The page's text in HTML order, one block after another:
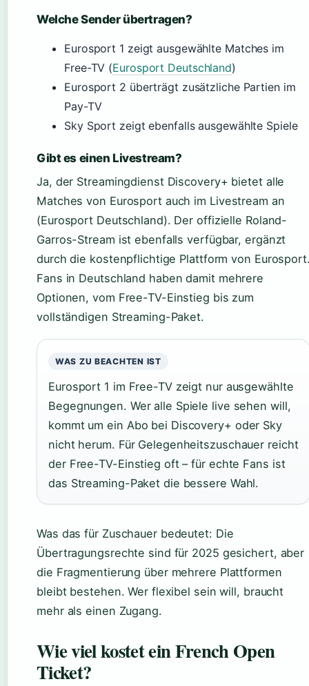
Welche Sender übertragen?
Eurosport 1 zeigt ausgewählte Matches im
Free-TV (Eurosport Deutschland)
Eurosport 2 überträgt zusätzliche Partien im
Pay-TV
Sky Sport zeigt ebenfalls ausgewählte Spiele
Gibt es einen Livestream?
Ja, der Streamingdienst Discovery+ bietet alle
Matches von Eurosport auch im Livestream an
(Eurosport Deutschland). Der offizielle Roland-
Garros-Stream ist ebenfalls verfügbar, ergänzt
durch die kostenpflichtige Plattform von
Fans in Deutschland haben damit mehrere
Optionen, vom Free-TV-Einstieg bis zum
vollständigen Streaming-Paket.
WAS ZU BEACHTEN IST
Eurosport 1 im Free-TV zeigt nur ausgewählte
Begegnungen. Wer alle Spiele live sehen will,
kommt um ein Abo bei Discovery+ oder Sky
nicht herum. Für Gelegenheitszuschauer reicht
der Free-TV-Einstieg oft – für echte Fans ist
das Streaming-Paket die bessere Wahl.
Was das für Zuschauer bedeutet: Die
Übertragungsrechte sind für 2025 gesichert, aber
die Fragmentierung über mehrere Plattformen
bleibt bestehen. Wer flexibel sein will, braucht
mehr als einen Zugang.
Wie viel kostet ein French Open
Ticket?